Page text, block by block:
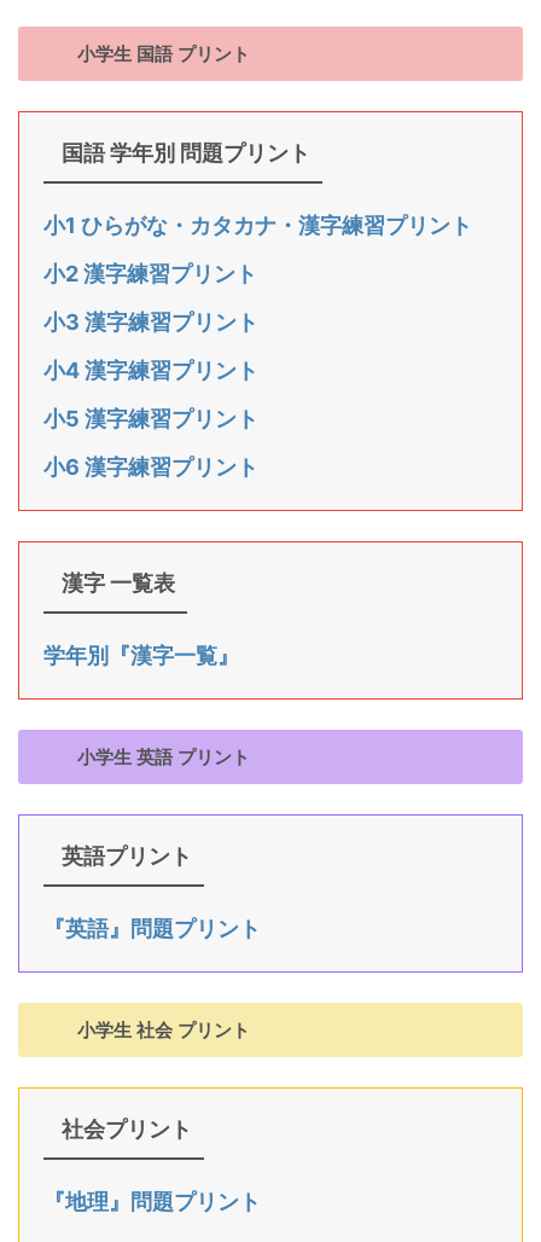
小学生 国語 プリント
国語 学年別 問題プリント
小1 ひらがな・カタカナ・漢字練習プリント
小2 漢字練習プリント
小3 漢字練習プリント
小4 漢字練習プリント
小5 漢字練習プリント
小6 漢字練習プリント
漢字 一覧表
学年別『漢字一覧』
小学生 英語 プリント
英語プリント
『英語』問題プリント
小学生 社会 プリント
社会プリント
『地理』問題プリント